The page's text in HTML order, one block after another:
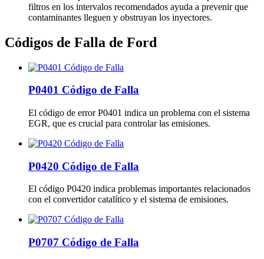
filtros en los intervalos recomendados ayuda a prevenir que
contaminantes lleguen y obstruyan los inyectores.
Códigos de Falla de Ford
P0401 Código de Falla
El código de error P0401 indica un problema con el sistema
EGR, que es crucial para controlar las emisiones.
P0420 Código de Falla
El código P0420 indica problemas importantes relacionados
con el convertidor catalítico y el sistema de emisiones.
P0707 Código de Falla